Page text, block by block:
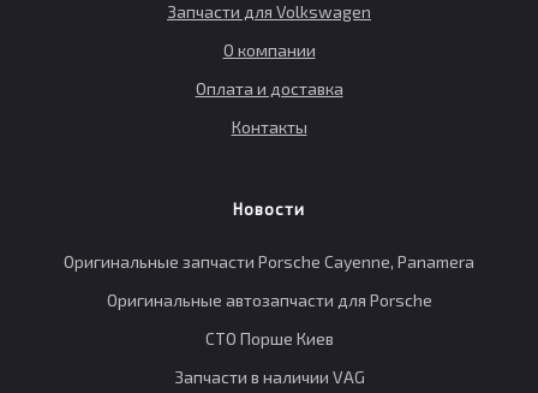
Запчасти для Volkswagen
О компании
Оплата и доставка
Контакты
Новости
Оригинальные запчасти Porsche Cayenne, Panamera
Оригинальные автозапчасти для Porsche
СТО Порше Киев
Запчасти в наличии VAG